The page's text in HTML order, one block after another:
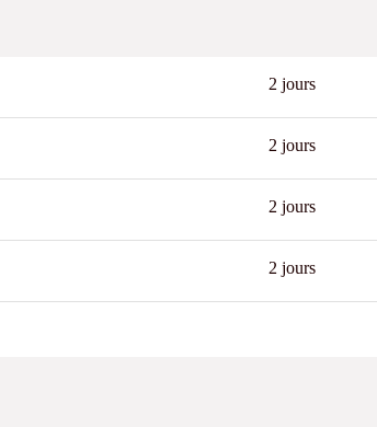
2 jours
2 jours
2 jours
2 jours